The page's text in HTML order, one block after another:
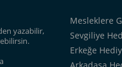
yazabilir,
Mesleklere
Sevgiliye
Erkeğe
Arkadaşa